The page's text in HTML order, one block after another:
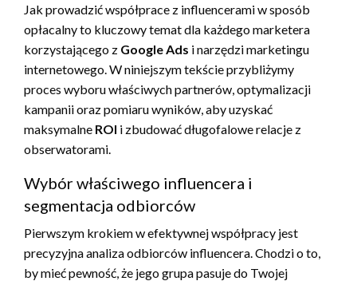
Jak prowadzić współprace z influencerami w sposób
opłacalny to kluczowy temat dla każdego marketera
korzystającego z Google Ads i narzędzi marketingu
internetowego. W niniejszym tekście przybliżymy
proces wyboru właściwych partnerów, optymalizacji
kampanii oraz pomiaru wyników, aby uzyskać
maksymalne ROI i zbudować długofalowe relacje z
obserwatorami.
Wybór właściwego influencera i
segmentacja odbiorców
Pierwszym krokiem w efektywnej współpracy jest
precyzyjna analiza odbiorców influencera. Chodzi o to,
by mieć pewność, że jego grupa pasuje do Twojej